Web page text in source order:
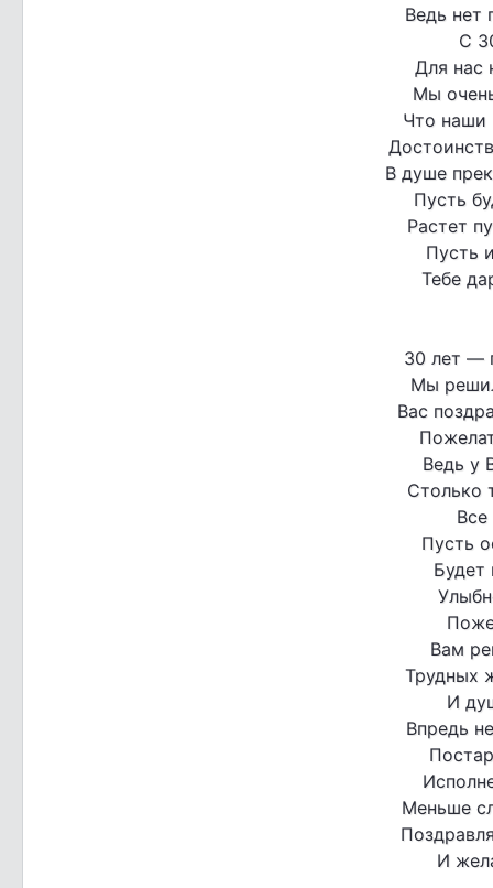
Ведь нет
С
Для нас
Мы
Что наши
В душе
Пусть
Растет
Пусть
Тебе
30 лет —
Мы
Вас
Ведь у
Столько
Все
Пусть
Будет
Вам
Трудных
И
Впредь
Меньше
И